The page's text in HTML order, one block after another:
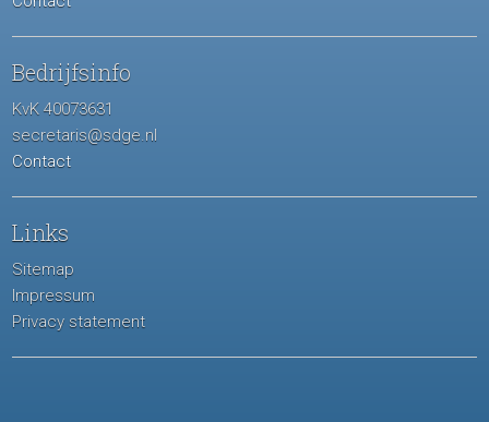
Bedrijfsinfo
KvK 40073631
secretaris@sdge.nl
Contact
Links
Sitemap
Impressum
Privacy statement